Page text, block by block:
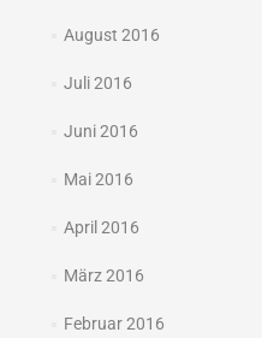
August 2016
Juli 2016
Juni 2016
Mai 2016
April 2016
März 2016
Februar 2016